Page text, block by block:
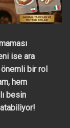
ise ara
bir rol
hem
besin